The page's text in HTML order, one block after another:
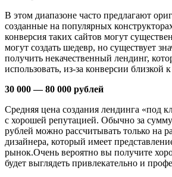
В этом диапазоне часто предлагают
созданные на популярных
конверсия таких сайтов могут
могут создать шедевр, но существует
получить некачественный лендинг,
использовать, из-за конверсии близкой
30 000 — 80 000 рублей
Средняя цена создания лендинга «под
с хорошей репутацией. Обычно за
рублей можно рассчитывать только на
дизайнера, который имеет
рынок.Очень вероятно вы получите
будет выглядеть привлекательно и